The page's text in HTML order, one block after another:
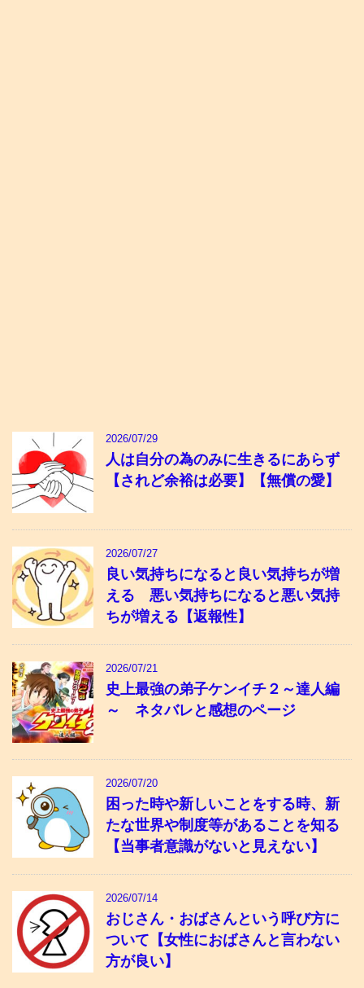
2026/07/29
人は自分の為のみに生きるにあらず
【されど余裕は必要】【無償の愛】
2026/07/27
良い気持ちになると良い気持ちが増
える 悪い気持ちになると悪い気持
ちが増える【返報性】
2026/07/21
史上最強の弟子ケンイチ２～達人編
～ ネタバレと感想のページ
2026/07/20
困った時や新しいことをする時、新
たな世界や制度等があることを知る
【当事者意識がないと見えない】
2026/07/14
おじさん・おばさんという呼び方に
ついて【女性におばさんと言わない
方が良い】